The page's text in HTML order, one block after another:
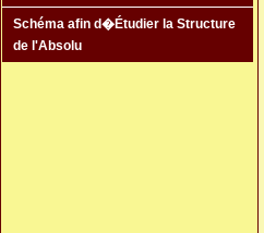
Schéma afin d�Étudier la Structure
de l'Absolu